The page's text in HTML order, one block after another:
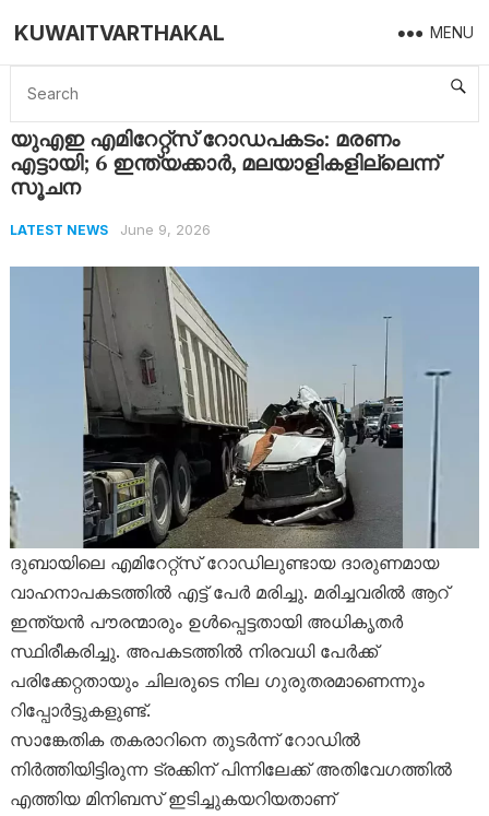
KUWAITVARTHAKAL MENU
Home Latest News യുഎഇ എമിറേറ്റ്‌സ് റോഡപകടം: മരണം എട്ടായി; 6 ഇന്ത്യക്കാര്‍, മലയാളികളില്ലെന്ന് സൂചന
യുഎഇ എമിറേറ്റ്‌സ് റോഡപകടം: മരണം
എട്ടായി; 6 ഇന്ത്യക്കാര്‍, മലയാളികളില്ലെന്ന്
സൂചന
LATEST NEWS June 9, 2026
ദുബായിലെ എമിറേറ്റ്സ് റോഡിലുണ്ടായ ദാരുണമായ
വാഹനാപകടത്തിൽ എട്ട് പേർ മരിച്ചു. മരിച്ചവരിൽ ആറ്
ഇന്ത്യൻ പൗരന്മാരും ഉൾപ്പെട്ടതായി അധികൃതർ
സ്ഥിരീകരിച്ചു. അപകടത്തിൽ നിരവധി പേർക്ക്
പരിക്കേറ്റതായും ചിലരുടെ നില ഗുരുതരമാണെന്നും
റിപ്പോർട്ടുകളുണ്ട്.
സാങ്കേതിക തകരാറിനെ തുടർന്ന് റോഡിൽ
നിർത്തിയിട്ടിരുന്ന ട്രക്കിന് പിന്നിലേക്ക് അതിവേഗത്തിൽ
എത്തിയ മിനിബസ് ഇടിച്ചുകയറിയതാണ്